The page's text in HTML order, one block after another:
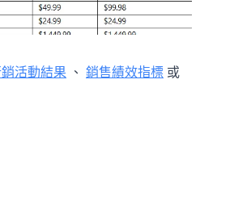
活動結果 、 銷售績效指標 或